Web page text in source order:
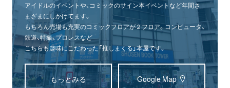
アイドルのイベントや、コミックのサイン本イベントなど年間さ
まざまにしかけてます。
もちろん売場も充実のコミックフロアが２フロア。コンピュータ、
鉄道、特撮、プロレスなど
こちらも趣味にこだわった「推しまくる」本屋です。
もっとみる Google Map